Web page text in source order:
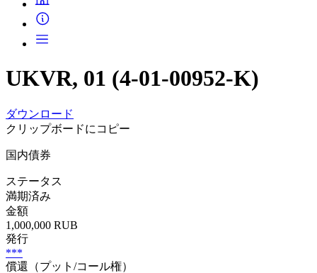
UKVR, 01 (4-01-00952-K)
ダウンロード
クリップボードにコピー
国内債券
ステータス
満期済み
金額
1,000,000 RUB
発行
***
償還（プット/コール権）